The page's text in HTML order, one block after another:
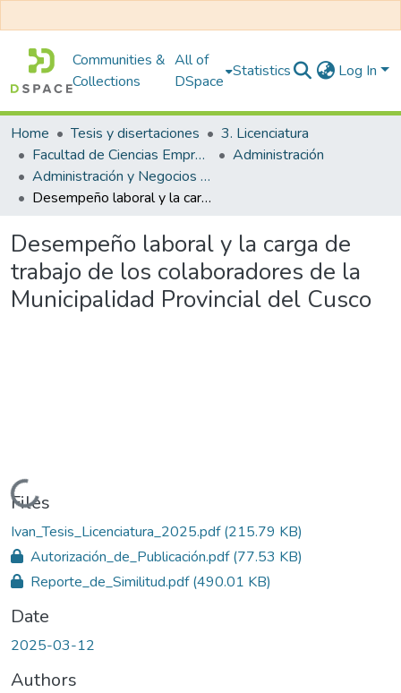
Communities &
Collections
All of
DSpace
Statistics Log In
Home Tesis y disertaciones
3. Licenciatura
Facultad de Ciencias Empresariales
Administración
Administración y Negocios Internacionales
Desempeño laboral y la carga de trabajo de los colaboradores de la Municipalidad Provincial del Cusco
Desempeño laboral y la carga de
trabajo de los colaboradores de la
Municipalidad Provincial del Cusco
Loading...
Files
Ivan_Tesis_Licenciatura_2025.pdf(215.79 KB)
Autorización_de_Publicación.pdf(77.53 KB)
Reporte_de_Similitud.pdf(490.01 KB)
Date
2025-03-12
Authors